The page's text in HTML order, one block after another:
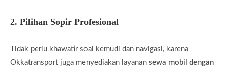
2. Pilihan Sopir Profesional
Tidak perlu khawatir soal kemudi dan navigasi, karena
Okkatransport juga menyediakan layanan sewa mobil dengan